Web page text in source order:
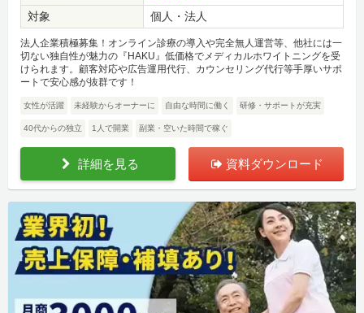
対象 個人・法人
法人企業積極募集！オンライン診療の導入や完全無人運営等、他社には一
切ない独自性が魅力の『HAKU』低価格でメディカルホワイトニングを受
けられます。顧客対応や広告運用代行、カウンセリング代行等手厚いサポ
ートで安心感が抜群です！
女性が活躍 未経験からオーナーに 自由な時間に働く 研修・サポートが充実
40代からの独立 1人で開業 副業・空いた時間で稼ぐ
詳細を見る 資料ダウンロード